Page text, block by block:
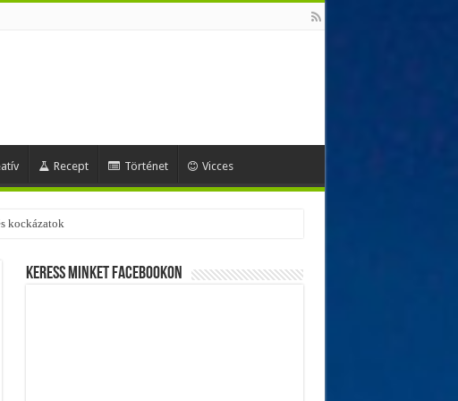
Recept Történet Vicces
Keress minket Facebookon